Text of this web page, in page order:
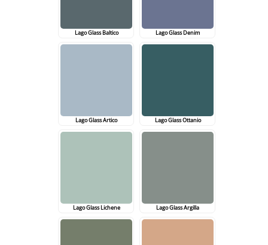
Lago Glass Baltico Lago Glass Denim
Lago Glass Artico Lago Glass Ottanio
Lago Glass Lichene Lago Glass Argilla